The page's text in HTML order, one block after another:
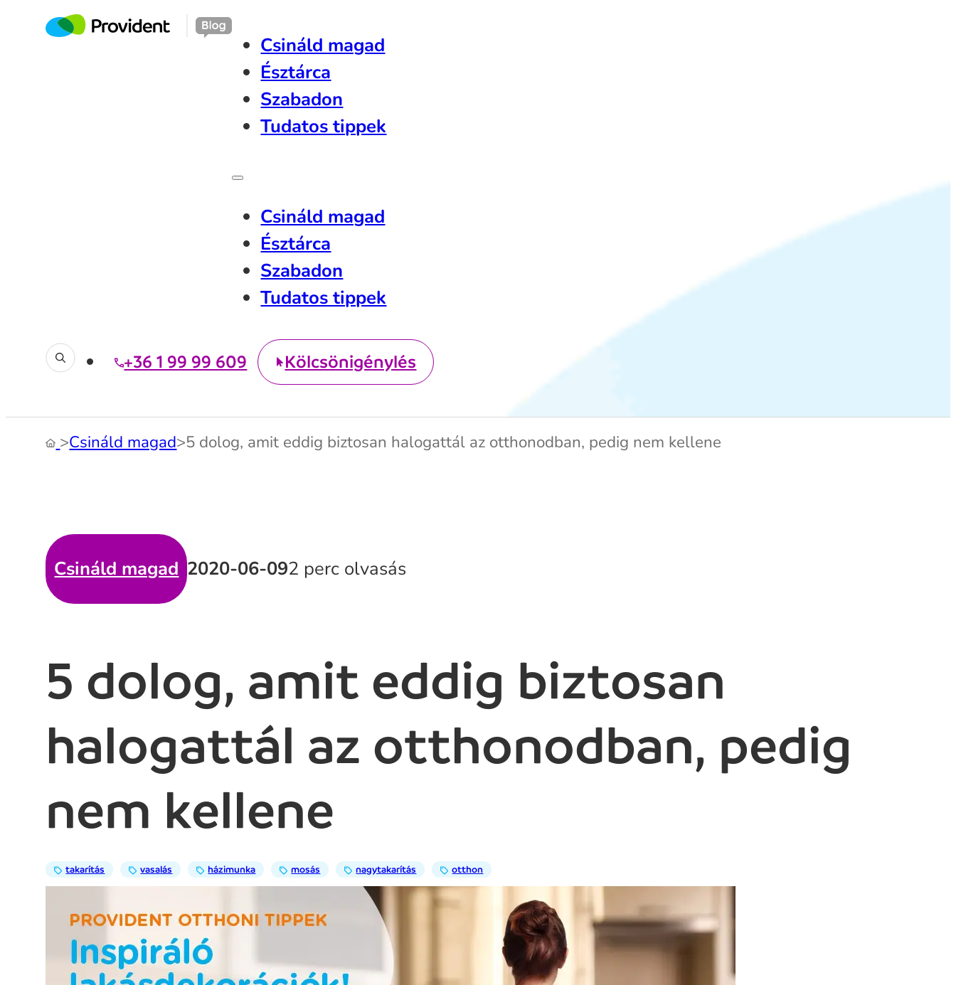
Csináld magad
Észtárca
Szabadon
Tudatos tippek
Csináld magad
Észtárca
Szabadon
Tudatos tippek
+36 1 99 99 609 Kölcsönigénylés
>Csináld magad>5 dolog, amit eddig biztosan halogattál az otthonodban, pedig nem kellene
Csináld magad 2020-06-092 perc olvasás
5 dolog, amit eddig biztosan
halogattál az otthonodban, pedig
nem kellene
takarítás vasalás házimunka mosás nagytakarítás otthon